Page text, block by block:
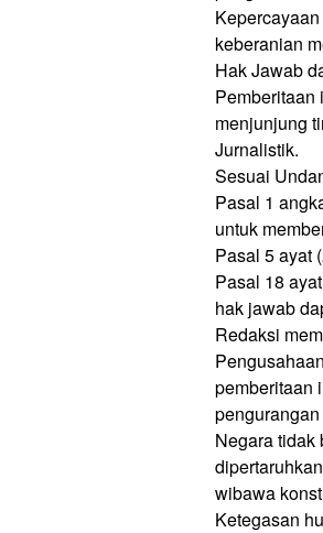
keberanian
Hak Jawab
Pemberitaan
menjunjung
Jurnalistik.
Sesuai
Pasal 1
untuk
Pasal 5 ayat
Pasal 18
hak jawab
Redaksi
pemberitaan
Negara tidak
wibawa
Ketegasan